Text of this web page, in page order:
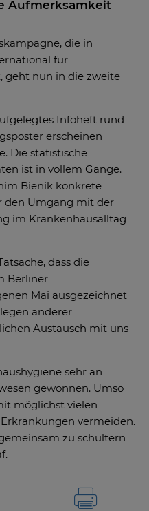
Aufmerksamkeit
die in
für
geht nun in die zweite
Infoheft rund
erscheinen
Die statistische
ist in vollem Gange.
Bienik konkrete
den Umgang mit der
im Krankenhausalltag
dass die
Berliner
Mai ausgezeichnet
anderer
Austausch mit uns
sehr an
gewonnen. Umso
möglichst vielen
vermeiden.
zu schultern